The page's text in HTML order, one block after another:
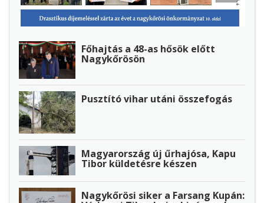
Főhajtás a 48-as hősök előtt
Nagykőrösön
Pusztító vihar utáni összefogás
Magyarország új űrhajósa, Kapu
Tibor küldetésre készen
Nagykőrösi siker a Farsang Kupán: